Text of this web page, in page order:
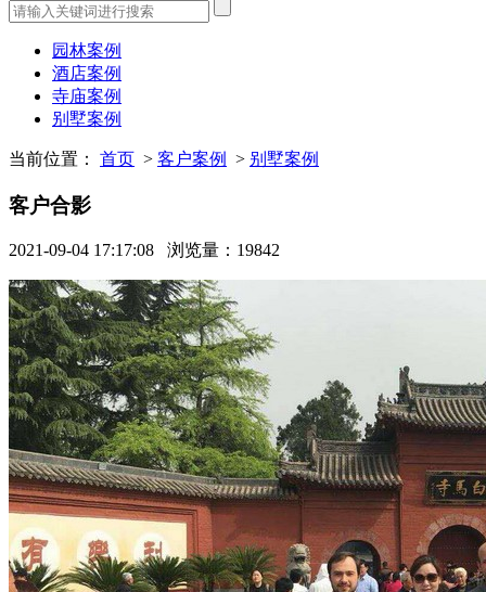
园林案例
酒店案例
寺庙案例
别墅案例
当前位置： 首页 > 客户案例 > 别墅案例
客户合影
2021-09-04 17:17:08 浏览量：19842